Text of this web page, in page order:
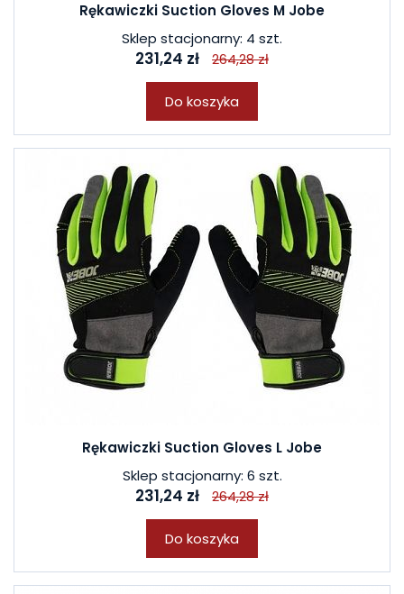
Rękawiczki Suction Gloves M Jobe
Sklep stacjonarny: 4 szt.
231,24 zł 264,28 zł
Do koszyka
Rękawiczki Suction Gloves L Jobe
Sklep stacjonarny: 6 szt.
231,24 zł 264,28 zł
Do koszyka